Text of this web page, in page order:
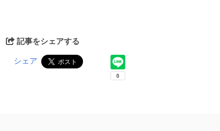
記事をシェアする
シェア